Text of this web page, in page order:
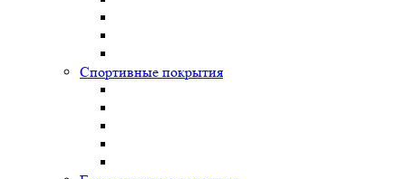
Спортивные покрытия